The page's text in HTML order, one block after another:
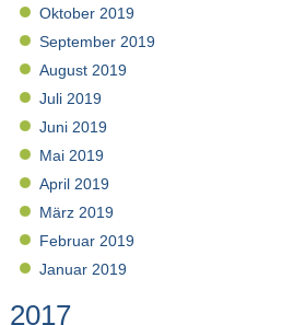
Oktober 2019
September 2019
August 2019
Juli 2019
Juni 2019
Mai 2019
April 2019
März 2019
Februar 2019
Januar 2019
2017